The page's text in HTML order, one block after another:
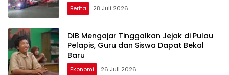
Berita 28 Juli 2026
DIB Mengajar Tinggalkan Jejak di Pulau
Pelapis, Guru dan Siswa Dapat Bekal
Baru
Ekonomi 26 Juli 2026